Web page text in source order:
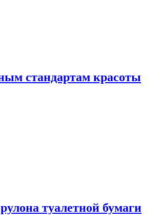
стандартам красоты
туалетной бумаги